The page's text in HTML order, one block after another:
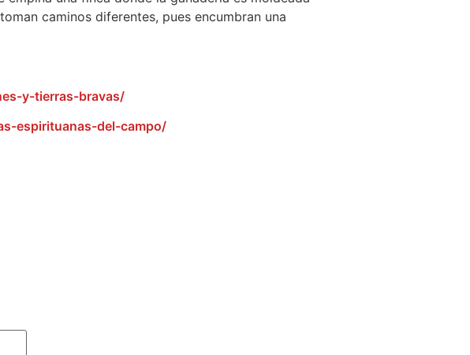
caminos diferentes, pues encumbran una
y-tierras-bravas/
espirituanas-del-campo/